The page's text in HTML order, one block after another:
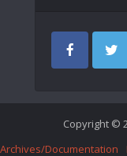
Copyright ©
Archives/Documentation